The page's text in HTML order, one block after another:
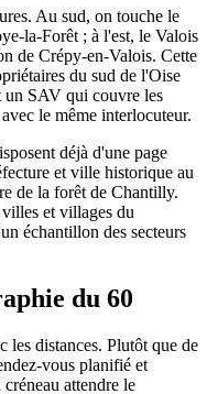
Au sud, on touche le
la-Forêt ; à l'est, le Valois
de Crépy-en-Valois. Cette
du sud de l'Oise
un SAV qui couvre les
le même interlocuteur.
déjà d'une page
et ville historique au
de la forêt de Chantilly.
et villages du
échantillon des secteurs
du 60
les distances. Plutôt que de
vous planifié et
attendre le